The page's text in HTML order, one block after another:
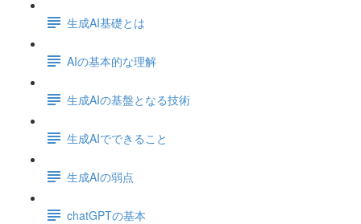
生成AI基礎とは
AIの基本的な理解
生成AIの基盤となる技術
生成AIでできること
生成AIの弱点
chatGPTの基本